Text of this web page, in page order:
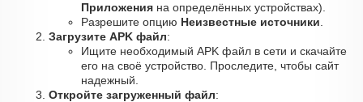
Приложения на определённых устройствах).
Разрешите опцию Неизвестные источники
Загрузите APK файл:
Ищите необходимый APK файл в сети и скачайте
его на своё устройство. Проследите, чтобы сайт
надежный.
Откройте загруженный файл: